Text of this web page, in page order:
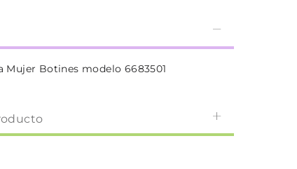
Mujer Botines modelo 6683501